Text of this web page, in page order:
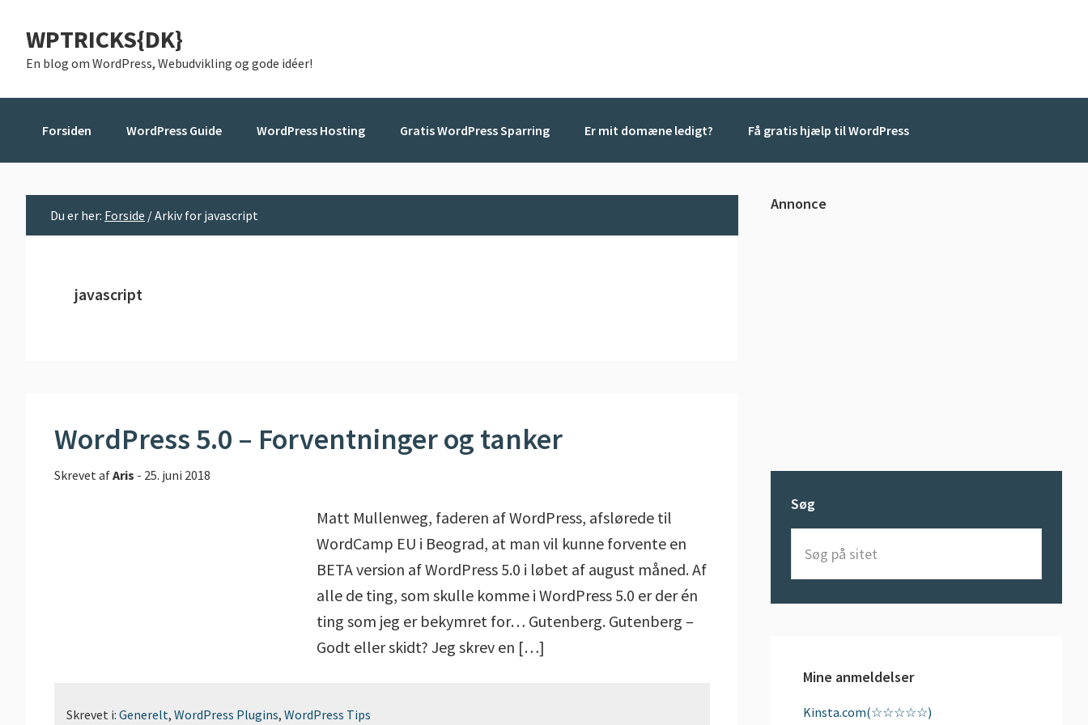
direkte
indhold
direkte
WPTRICKS{DK}
En blog om WordPress, Webudvikling og gode idéer!
Forsiden WordPress Guide WordPress Hosting Gratis WordPress Sparring Er mit domæne ledigt? Få gratis hjælp til WordPress
Du er her: Forside /Arkiv for javascript
javascript
WordPress 5.0 – Forventninger og tanker
Skrevet afAris - 25. juni 2018
Matt Mullenweg, faderen af WordPress, afslørede til
WordCamp EU i Beograd, at man vil kunne forvente en
BETA version af WordPress 5.0 i løbet af august måned. Af
alle de ting, som skulle komme i WordPress 5.0 er der én
ting som jeg er bekymret for… Gutenberg. Gutenberg –
Godt eller skidt? Jeg skrev en […]
Skrevet i: Generelt, WordPress Plugins, WordPress Tips
Primær
Annonce
Søg
sitet
Mine anmeldelser
Kinsta.com(☆☆☆☆☆)